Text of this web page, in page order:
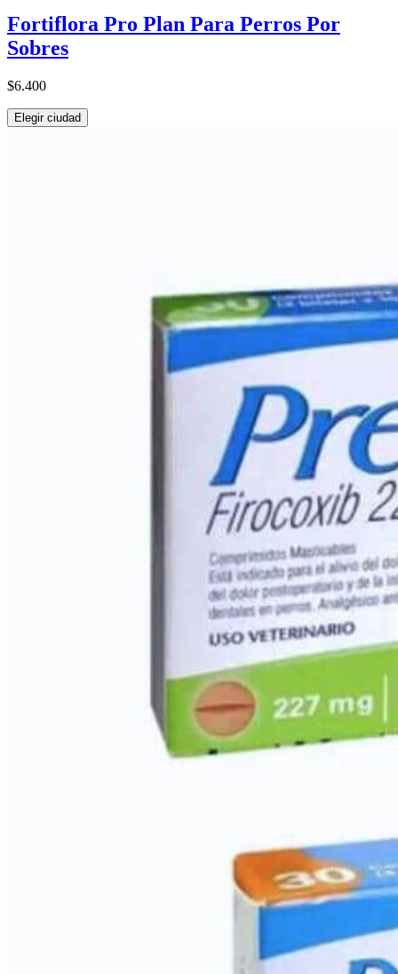
Fortiflora Pro Plan Para Perros Por
Sobres
$6.400
Elegir ciudad